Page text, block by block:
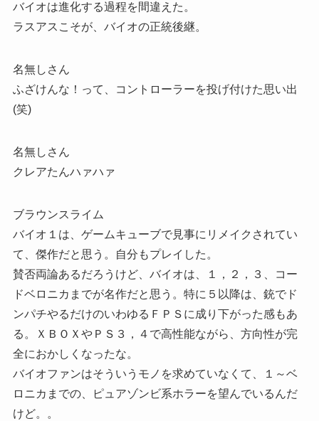
バイオは進化する過程を間違えた。
ラスアスこそが、バイオの正統後継。
名無しさん
ふざけんな！って、コントローラーを投げ付けた思い出
(笑)
名無しさん
クレアたんハァハァ
ブラウンスライム
バイオ１は、ゲームキューブで見事にリメイクされてい
て、傑作だと思う。自分もプレイした。
賛否両論あるだろうけど、バイオは、１，２，３、コー
ドベロニカまでが名作だと思う。特に５以降は、銃でド
ンパチやるだけのいわゆるＦＰＳに成り下がった感もあ
る。ＸＢＯＸやＰＳ３，４で高性能ながら、方向性が完
全におかしくなったな。
バイオファンはそういうモノを求めていなくて、１～ベ
ロニカまでの、ピュアゾンビ系ホラーを望んでいるんだ
けど。。